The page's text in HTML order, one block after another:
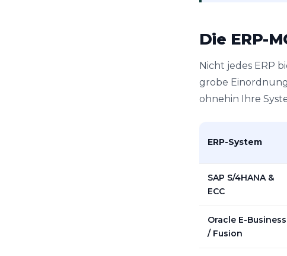
Die ERP-
Nicht jedes ERP
grobe
ohnehin Ihre
ERP-System
SAP S/4HANA &
ECC
Oracle E-Business
/ Fusion